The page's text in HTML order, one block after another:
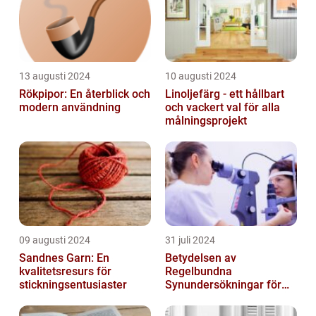
13 augusti 2024
Rökpipor: En återblick och
modern användning
10 augusti 2024
Linoljefärg - ett hållbart
och vackert val för alla
målningsprojekt
09 augusti 2024
Sandnes Garn: En
kvalitetsresurs för
stickningsentusiaster
31 juli 2024
Betydelsen av
Regelbundna
Synundersökningar för